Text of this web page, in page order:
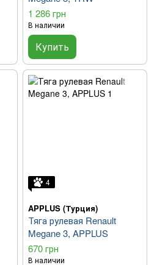
1 286 грн
В наличии
Купить
4
APPLUS (Турция)
Тяга рулевая Renault
Megane 3, APPLUS
670 грн
В наличии